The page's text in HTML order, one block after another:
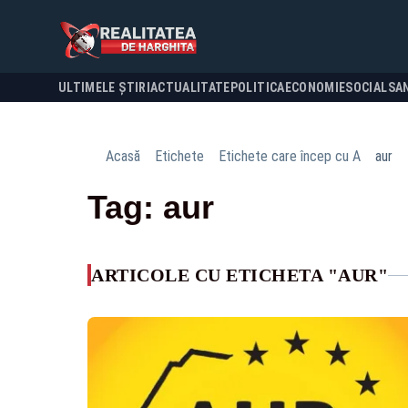
ULTIMELE ȘTIRI ACTUALITATE POLITICA ECONOMIESOCIAL
Acasă Etichete Etichete care încep cu A aur
Tag: aur
ARTICOLE CU ETICHETA "AUR"